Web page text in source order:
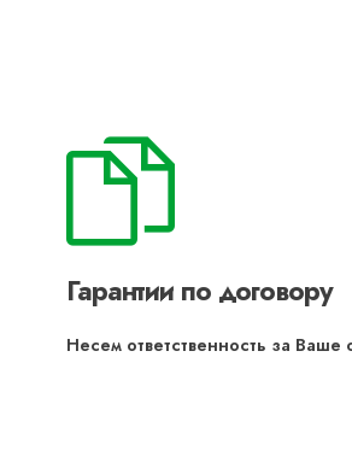
Гарантии по договору
Несем ответственность за Ваше